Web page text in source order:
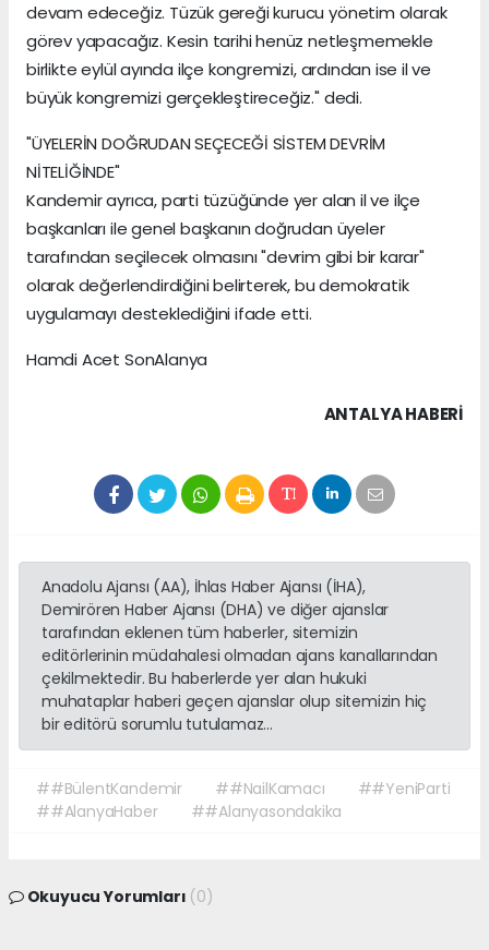
devam edeceğiz. Tüzük gereği kurucu yönetim olarak
görev yapacağız. Kesin tarihi henüz netleşmemekle
birlikte eylül ayında ilçe kongremizi, ardından ise il ve
büyük kongremizi gerçekleştireceğiz." dedi.
"ÜYELERİN DOĞRUDAN SEÇECEĞİ SİSTEM DEVRİM
NİTELİĞİNDE"
Kandemir ayrıca, parti tüzüğünde yer alan il ve ilçe
başkanları ile genel başkanın doğrudan üyeler
tarafından seçilecek olmasını "devrim gibi bir karar"
olarak değerlendirdiğini belirterek, bu demokratik
uygulamayı desteklediğini ifade etti.
Hamdi Acet SonAlanya
ANTALYA HABERİ
Anadolu Ajansı (AA), İhlas Haber Ajansı (İHA),
Demirören Haber Ajansı (DHA) ve diğer ajanslar
tarafından eklenen tüm haberler, sitemizin
editörlerinin müdahalesi olmadan ajans kanallarından
çekilmektedir. Bu haberlerde yer alan hukuki
muhataplar haberi geçen ajanslar olup sitemizin hiç
bir editörü sorumlu tutulamaz...
##BülentKandemir ##NailKamacı
##YeniParti
##AlanyaHaber
##Alanyasondakika
Okuyucu Yorumları (0)